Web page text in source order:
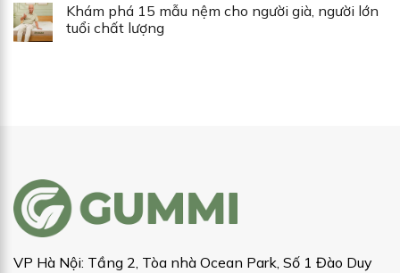
Khám phá 15 mẫu nệm cho người già, người lớn
tuổi chất lượng
VP Hà Nội: Tầng 2, Tòa nhà Ocean Park, Số 1 Đào Duy